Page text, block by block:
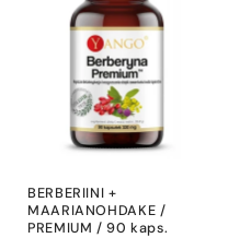
BERBERIINI +
MAARIANOHDAKE /
PREMIUM / 90 kaps.